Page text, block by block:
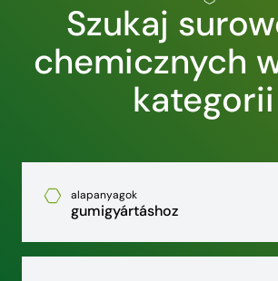
Szukaj
chemicznych
kategorii
alapanyagok
gumigyártáshoz